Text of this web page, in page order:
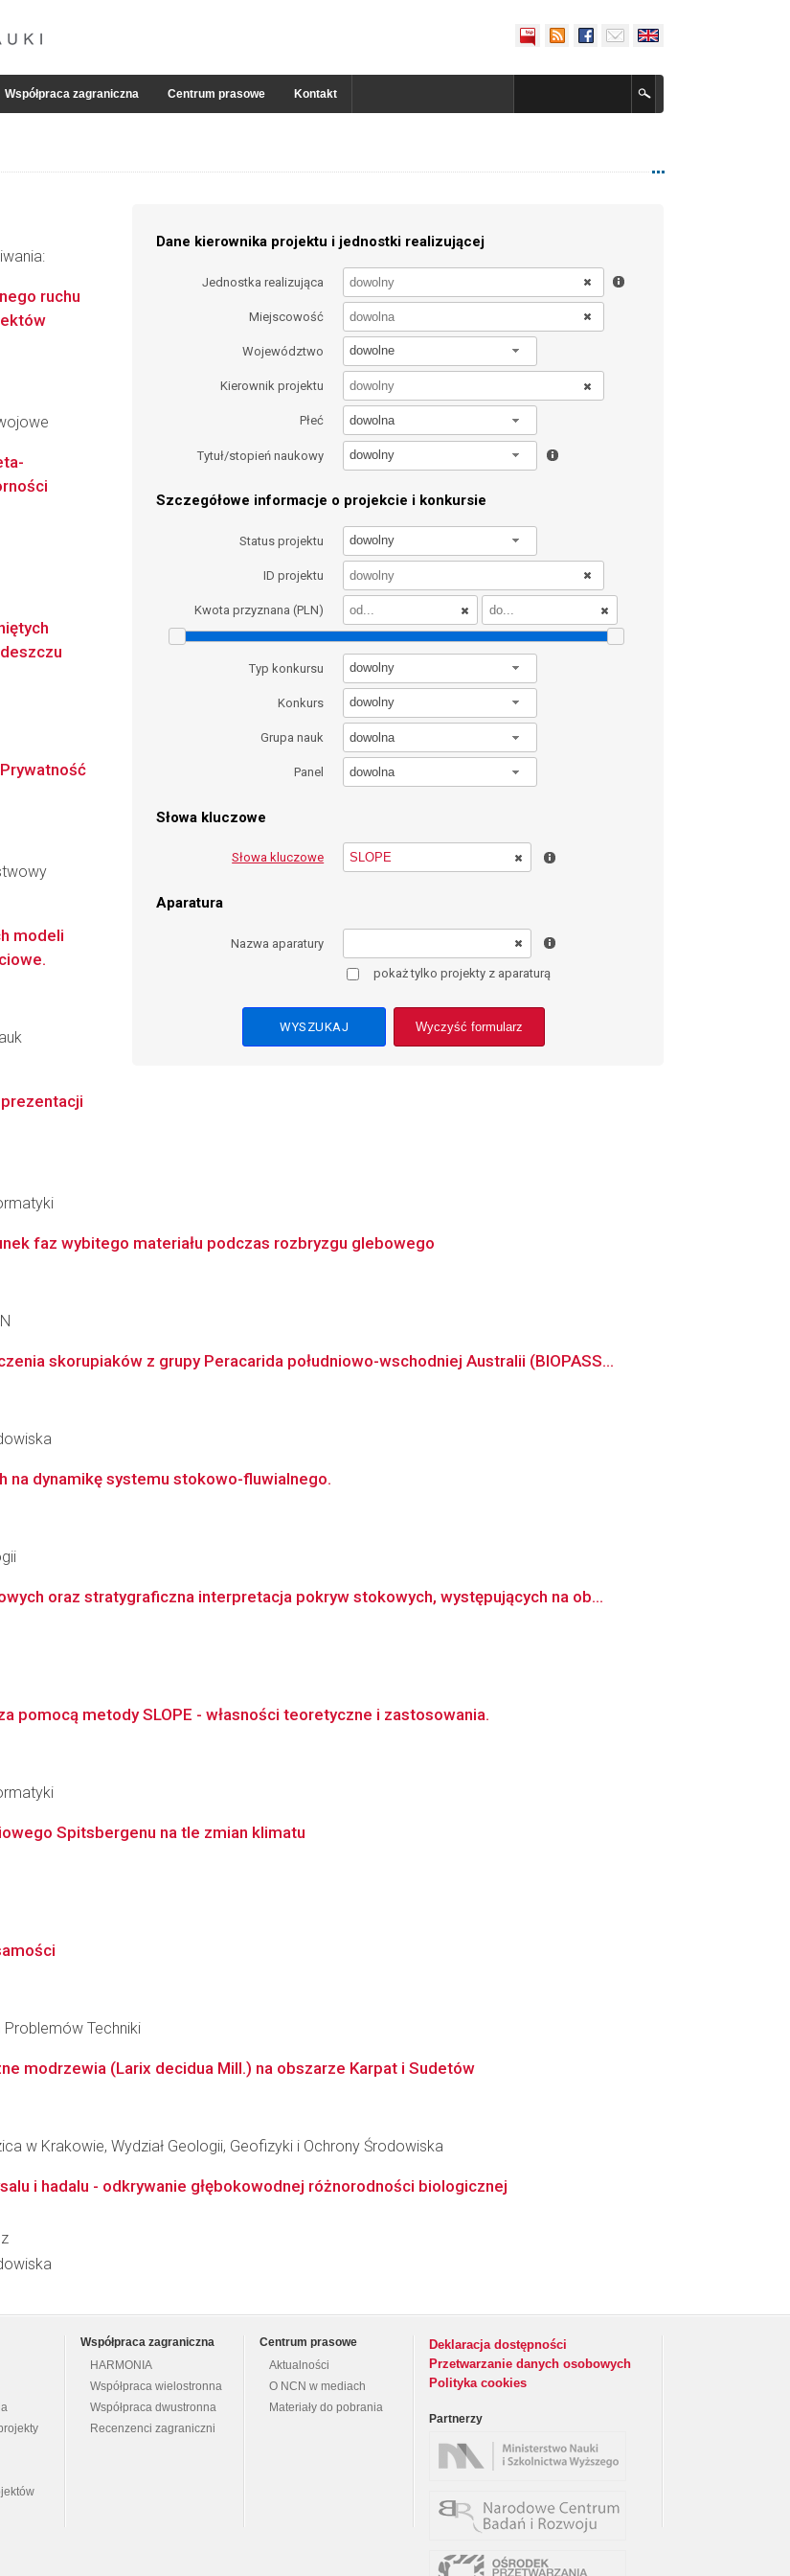
Współpraca zagraniczna Centrum prasowe Kontakt
Dane kierownika projektu i jednostki realizującej
Jednostka realizująca
Miejscowość
Województwo dowolne
Kierownik projektu
Płeć dowolna
Tytuł/stopień naukowy dowolny
Szczegółowe informacje o projekcie i konkursie
Status projektu dowolny
ID projektu
Kwota przyznana (PLN)
Typ konkursu dowolny
Konkurs dowolny
Grupa nauk dowolna
Panel dowolna
Słowa kluczowe
Słowa kluczowe
Aparatura
Nazwa aparatury
pokaż tylko projekty z aparaturą
Wyczyść formularz
ruchu
modeli
faz wybitego materiału podczas rozbryzgu glebowego
skorupiaków z grupy Peracarida południowo-wschodniej Australii (BIOPASS...
na dynamikę systemu stokowo-fluwialnego.
oraz stratygraficzna interpretacja pokryw stokowych, występujących na ob...
pomocą metody SLOPE - własności teoretyczne i zastosowania.
Spitsbergenu na tle zmian klimatu
Problemów Techniki
modrzewia (Larix decidua Mill.) na obszarze Karpat i Sudetów
w Krakowie, Wydział Geologii, Geofizyki i Ochrony Środowiska
i hadalu - odkrywanie głębokowodnej różnorodności biologicznej
Współpraca zagraniczna
HARMONIA
Współpraca wielostronna
Współpraca dwustronna
Recenzenci zagraniczni
Centrum prasowe
Aktualności
O NCN w mediach
Materiały do pobrania
Deklaracja dostępności
Przetwarzanie danych osobowych
Polityka cookies
Partnerzy